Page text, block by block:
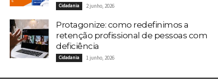
Cidadania 2 junho, 2026
Protagonize: como redefinimos a
retenção profissional de pessoas com
deficiência
Cidadania 1 junho, 2026